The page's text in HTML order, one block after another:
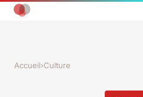
Accueil›Culture